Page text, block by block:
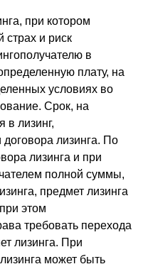
при котором
страх и риск
в
плату, на
условиях во
Срок, на
в лизинг,
лизинга. По
лизинга и при
полной суммы,
предмет лизинга
этом
требовать перехода
лизинга. При
может быть